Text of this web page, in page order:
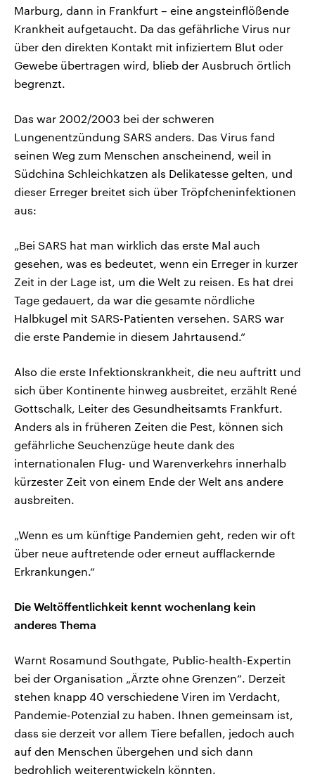
Marburg, dann in Frankfurt – eine angsteinflößende
Krankheit aufgetaucht. Da das gefährliche Virus nur
über den direkten Kontakt mit infiziertem Blut oder
Gewebe übertragen wird, blieb der Ausbruch örtlich
begrenzt.
Das war 2002/2003 bei der schweren
Lungenentzündung SARS anders. Das Virus fand
seinen Weg zum Menschen anscheinend, weil in
Südchina Schleichkatzen als Delikatesse gelten, und
dieser Erreger breitet sich über Tröpfcheninfektionen
aus:
„Bei SARS hat man wirklich das erste Mal auch
gesehen, was es bedeutet, wenn ein Erreger in kurzer
Zeit in der Lage ist, um die Welt zu reisen. Es hat drei
Tage gedauert, da war die gesamte nördliche
Halbkugel mit SARS-Patienten versehen. SARS war
die erste Pandemie in diesem Jahrtausend.“
Also die erste Infektionskrankheit, die neu auftritt und
sich über Kontinente hinweg ausbreitet, erzählt René
Gottschalk, Leiter des Gesundheitsamts Frankfurt.
Anders als in früheren Zeiten die Pest, können sich
gefährliche Seuchenzüge heute dank des
internationalen Flug- und Warenverkehrs innerhalb
kürzester Zeit von einem Ende der Welt ans andere
ausbreiten.
„Wenn es um künftige Pandemien geht, reden wir oft
über neue auftretende oder erneut aufflackernde
Erkrankungen.“
Die Weltöffentlichkeit kennt wochenlang kein
anderes Thema
Warnt Rosamund Southgate, Public-health-Expertin
bei der Organisation „Ärzte ohne Grenzen“. Derzeit
stehen knapp 40 verschiedene Viren im Verdacht,
Pandemie-Potenzial zu haben. Ihnen gemeinsam ist,
dass sie derzeit vor allem Tiere befallen, jedoch auch
auf den Menschen übergehen und sich dann
bedrohlich weiterentwickeln könnten.